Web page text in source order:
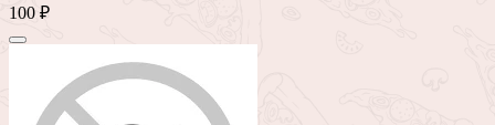
100 ₽